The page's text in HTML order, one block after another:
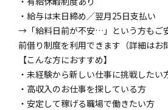
・給与は末日締め／翌月25日支払い
→「給料日前が不安…」という方もご
前借り制度を利用できます（詳細はお
【こんな方におすすめ】
・未経験から新しい仕事に挑戦したい
・高収入のお仕事を探している方
・安定して稼げる職場で働きたい方